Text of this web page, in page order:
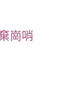
崗哨